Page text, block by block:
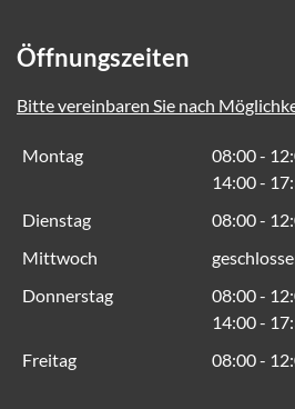
Öffnungszeiten
Bitte vereinbaren Sie nach
Montag
08:00 -
14:00 -
Dienstag
08:00 -
Mittwoch
Donnerstag
08:00 -
14:00 -
Freitag
08:00 -